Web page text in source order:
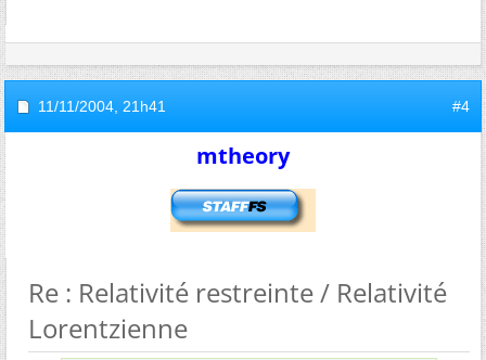
11/11/2004, 21h41 #4
mtheory
Re : Relativité restreinte / Relativité
Lorentzienne